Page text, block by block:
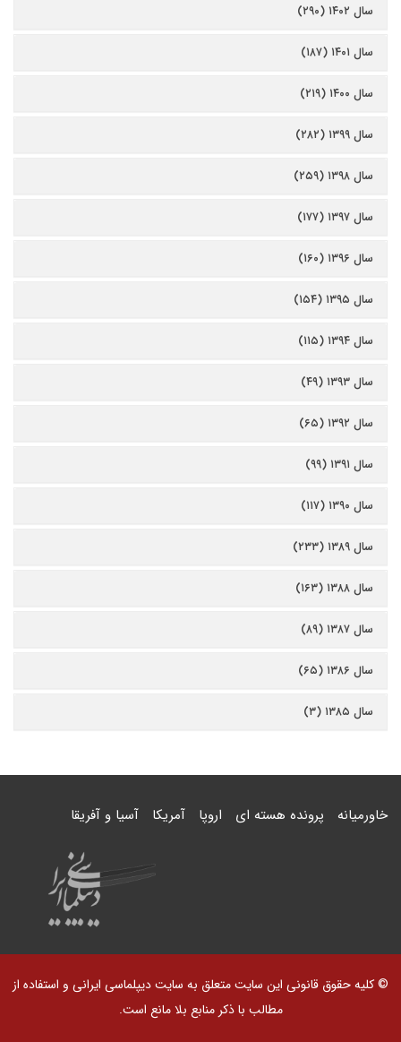
سال ۱۴۰۲ (۲۹۰)
سال ۱۴۰۱ (۱۸۷)
سال ۱۴۰۰ (۲۱۹)
سال ۱۳۹۹ (۲۸۲)
سال ۱۳۹۸ (۲۵۹)
سال ۱۳۹۷ (۱۷۷)
سال ۱۳۹۶ (۱۶۰)
سال ۱۳۹۵ (۱۵۴)
سال ۱۳۹۴ (۱۱۵)
سال ۱۳۹۳ (۴۹)
سال ۱۳۹۲ (۶۵)
سال ۱۳۹۱ (۹۹)
سال ۱۳۹۰ (۱۱۷)
سال ۱۳۸۹ (۲۳۳)
سال ۱۳۸۸ (۱۶۳)
سال ۱۳۸۷ (۸۹)
سال ۱۳۸۶ (۶۵)
سال ۱۳۸۵ (۳)
خاورمیانه پرونده هسته ای اروپا آمریکا آسیا و آفریقا
© کلیه حقوق قانونی این سایت متعلق به سایت دیپلماسی ایرانی و استفاده از
مطالب با ذکر منابع بلا مانع است.